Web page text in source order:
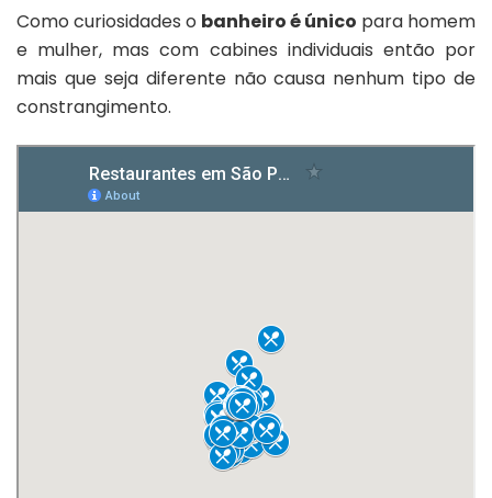
Como curiosidades o banheiro é único para homem
e mulher, mas com cabines individuais então por
mais que seja diferente não causa nenhum tipo de
constrangimento.